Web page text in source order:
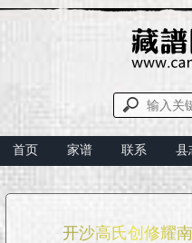
首页 家谱 联系 县
开沙高氏创修耀